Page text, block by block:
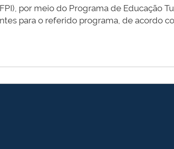
por meio do Programa de Educação
para o referido programa, de acordo